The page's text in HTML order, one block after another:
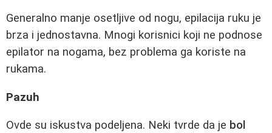
Generalno manje osetljive od nogu, epilacija ruku je
brza i jednostavna. Mnogi korisnici koji ne podnose
epilator na nogama, bez problema ga koriste na
rukama.
Pazuh
Ovde su iskustva podeljena. Neki tvrde da je bol